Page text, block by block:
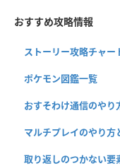
おすすめ攻略情報
ストーリー攻略チャー
ポケモン図鑑一覧
おすそわけ通信のやり
マルチプレイのやり方
取り返しのつかない要